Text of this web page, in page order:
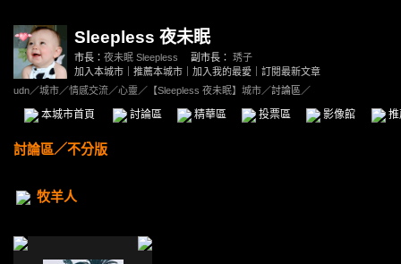
Sleepless 夜未眠
市長： 夜未眠 Sleepless 副市長： 琇子
加入本城市
推薦本城市 加入我的最愛
訂閱最新文章
udn／城市／情感交流／心靈／ 【Sleepless 夜未眠】城市／討論區／
本城市首頁 討論區 精華區 投票區 影像館
討論區／不分版
牧羊人